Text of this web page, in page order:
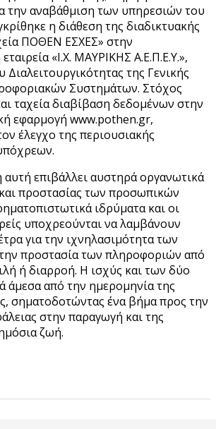
την αναβάθμιση των υπηρεσιών του
η διάθεση της διαδικτυακής
ΠΟΘΕΝ ΕΣΧΕΣ» στην
«Ι.Χ. ΜΑΥΡΙΚΗΣ Α.Ε.Π.Ε.Υ.»,
της Γενικής
Συστημάτων. Στόχος
ταχεία διαβίβαση δεδομένων στην
εφαρμογή www.pothen.gr,
έλεγχο της περιουσιακής
επιβάλλει αυστηρά οργανωτικά
προστασίας των προσωπικών
ιδρύματα και οι
υποχρεούνται να λαμβάνουν
για την ιχνηλασιμότητα των
προστασία των πληροφοριών από
ή διαρροή. Η ισχύς και των δύο
άμεσα από την ημερομηνία της
σηματοδοτώντας ένα βήμα προς την
στην παραγωγή και της
ζωή.